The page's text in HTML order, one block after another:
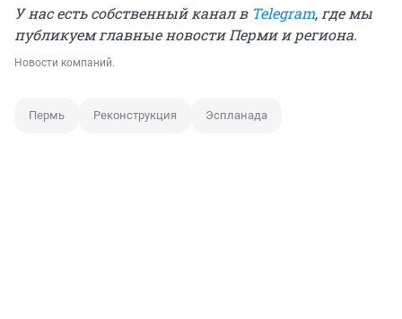
У нас есть собственный канал в Telegram, где мы
публикуем главные новости Перми и региона.
Новости компаний.
Пермь Реконструкция Эспланада